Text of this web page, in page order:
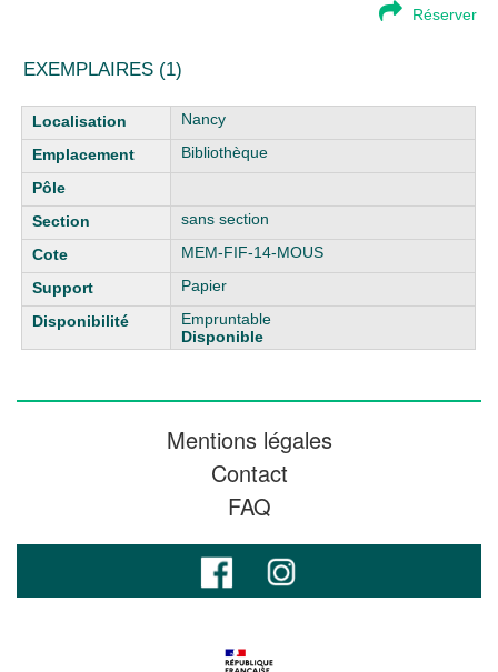
Réserver
EXEMPLAIRES (1)
Liste des exemplaires
Nancy
Bibliothèque
sans section
MEM-FIF-14-MOUS
Papier
Empruntable
Disponible
Mentions légales
Contact
FAQ